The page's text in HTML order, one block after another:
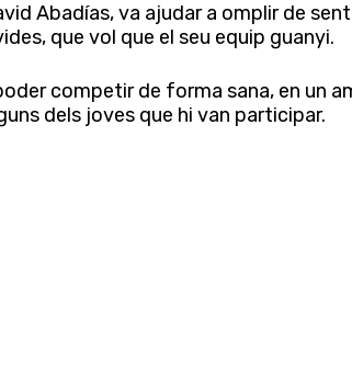
Abadías, va ajudar a omplir de
que vol que el seu equip guanyi.
competir de forma sana, en un
dels joves que hi van participar.